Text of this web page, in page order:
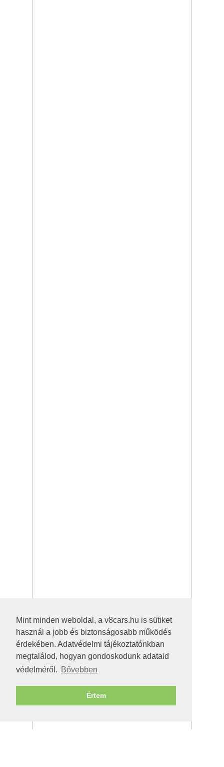
Mint minden weboldal, a v8cars.hu is sütiket
használ a jobb és biztonságosabb működés
érdekében. Adatvédelmi tájékoztatónkban
megtalálod, hogyan gondoskodunk adataid
védelméről. Bővebben
Értem